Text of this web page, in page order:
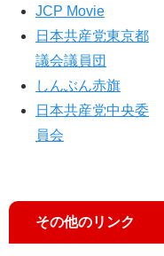
JCP Movie
日本共産党東京都
議会議員団
しんぶん赤旗
日本共産党中央委
員会
その他のリンク